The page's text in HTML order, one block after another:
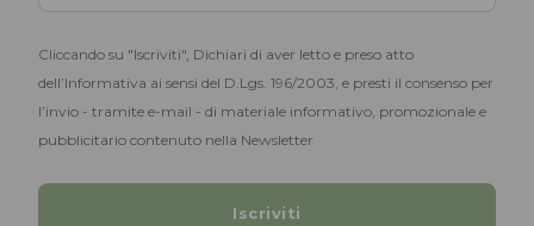
Cliccando su "Iscriviti", Dichiari di aver letto e preso atto
dell’Informativa ai sensi del D.Lgs. 196/2003, e presti il consenso per
l’invio - tramite e-mail - di materiale informativo, promozionale e
pubblicitario contenuto nella Newsletter